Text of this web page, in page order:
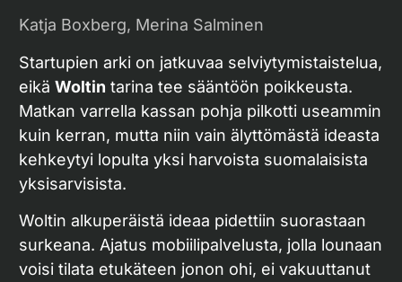
Katja Boxberg, Merina Salminen
Startupien arki on jatkuvaa selviytymistaistelua,
eikä Woltin tarina tee sääntöön poikkeusta.
Matkan varrella kassan pohja pilkotti useammin
kuin kerran, mutta niin vain älyttömästä ideasta
kehkeytyi lopulta yksi harvoista suomalaisista
yksisarvisista.
Woltin alkuperäistä ideaa pidettiin suorastaan
surkeana. Ajatus mobiilipalvelusta, jolla lounaan
voisi tilata etukäteen jonon ohi, ei vakuuttanut